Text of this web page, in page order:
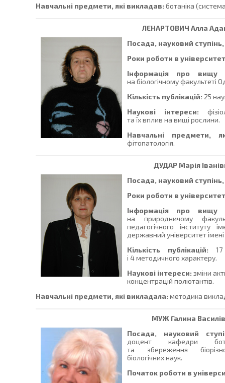
Навчальні предмети, які викладав: ботаніка
ЛЕНАРТОВИЧ Алла
Посада, науковий
Роки роботи в
Інформація про вищу
на біологічному факультеті
Кількість публікацій: 25
Наукові інтереси:
та їх вплив на вищі рослини.
Навчальні предмети,
фітопатологія.
ДУДАР Марія
Посада, науковий
Роки роботи в
Інформація про вищу
на природничому
педагогічного інституту
державний університет
Кількість публікацій:
і 4 методичного характеру.
Наукові інтереси: зміни
концентрацій полютантів.
Навчальні предмети, які викладала: методика
МУЖ Галина
Посада, науковий
доцент кафедри
та збереження
біологічних наук.
Початок роботи в